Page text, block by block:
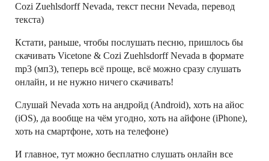
Cozi Zuehlsdorff Nevada, текст песни Nevada, перевод
текста)
Кстати, раньше, чтобы послушать песню, пришлось бы
скачивать Vicetone & Cozi Zuehlsdorff Nevada в формате
mp3 (мп3), теперь всё проще, всё можно сразу слушать
онлайн, и не нужно ничего скачивать!
Слушай Nevada хоть на андройд (Android), хоть на айос
(iOS), да вообще на чём угодно, хоть на айфоне (iPhone),
хоть на смартфоне, хоть на телефоне)
И главное, тут можно бесплатно слушать онлайн все